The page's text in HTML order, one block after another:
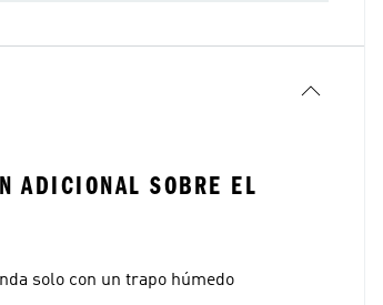
ADICIONAL SOBRE EL
solo con un trapo húmedo